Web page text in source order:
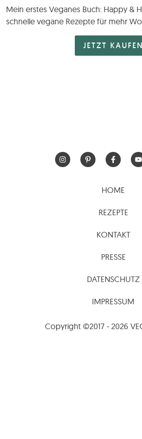
Mein erstes Veganes Buch: Happy &
schnelle vegane Rezepte für mehr
JETZT KAUFEN
HOME
REZEPTE
KONTAKT
PRESSE
DATENSCHUTZ
IMPRESSUM
Copyright ©2017 - 2026